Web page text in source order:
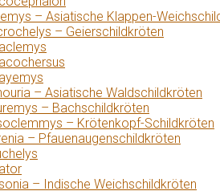
– Asiatische Klappen-
– Geierschildkröten
– Asiatische Waldschildkröten
– Bachschildkröten
– Krötenkopf-Schildkröten
– Pfauenaugenschildkröten
– Indische Weichschildkröten